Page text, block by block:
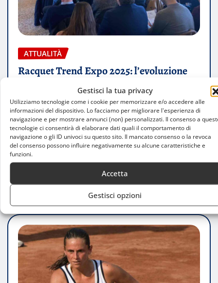
Gestisci la tua privacy
Utilizziamo tecnologie come i cookie per memorizzare e/o accedere alle
informazioni del dispositivo. Lo facciamo per migliorare l'esperienza di
navigazione e per mostrare annunci (non) personalizzati. Il consenso a
tecnologie ci consentirà di elaborare dati quali il comportamento di
navigazione o gli ID univoci su questo sito. Il mancato consenso o la revoca
del consenso possono influire negativamente su alcune caratteristiche e
funzioni.
Accetta
Gestisci opzioni
ATTUALITÀ
Racquet Trend Expo 2025: l’evoluzione
degli sport di racchetta arriva a Milano
Christian Mosca Mar 5, 2025 0
Dal 7 al 9 marzo 2025, Milano ospita una delle
manifestazioni più attese per tutti gli
appassionati e i professionisti…